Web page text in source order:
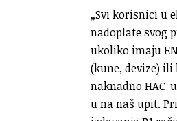
„Svi korisnici u
nadoplate svog
ukoliko imaju
(kune, devize)
naknadno HAC-
u na naš upit.